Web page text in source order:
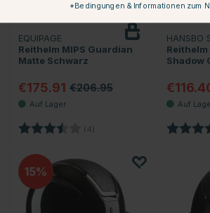
EQUIPAGE
Reithelm MIPS Guardian
Matte Schwarz
€175.91 €206.95
Bewertung: (4)
HANSBO
Reithelm
Shadow
15
*Bedingungen & Informationen zum